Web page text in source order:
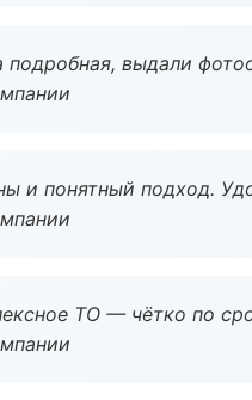
подробная, выдали
и понятный подход.
ТО — чётко по